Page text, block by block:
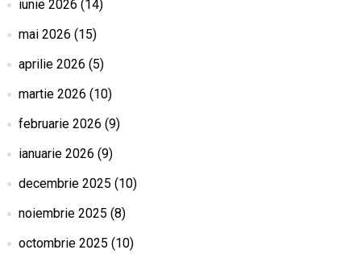
iunie 2026 (14)
mai 2026 (15)
aprilie 2026 (5)
martie 2026 (10)
februarie 2026 (9)
ianuarie 2026 (9)
decembrie 2025 (10)
noiembrie 2025 (8)
octombrie 2025 (10)